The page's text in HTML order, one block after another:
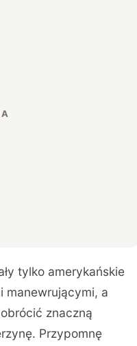
tylko amerykańskie
manewrującymi, a
znaczną
Przypomnę